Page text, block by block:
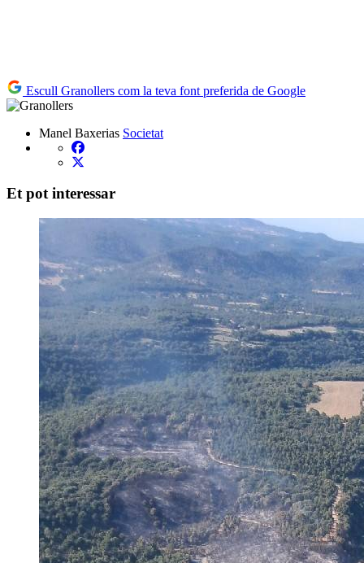
Escull Granollers com la teva font preferida de Google
Manel Baxerias Societat
Et pot interessar